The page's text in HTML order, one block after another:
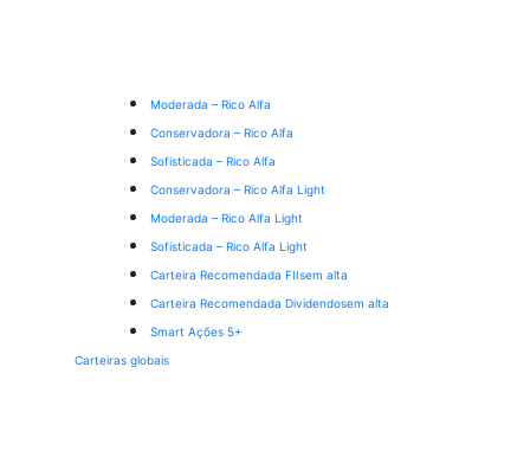
Moderada – Rico Alfa
Conservadora – Rico Alfa
Sofisticada – Rico Alfa
Conservadora – Rico Alfa Light
Moderada – Rico Alfa Light
Sofisticada – Rico Alfa Light
Carteira Recomendada FIIsem alta
Carteira Recomendada Dividendosem alta
Smart Ações 5+
Carteiras globais